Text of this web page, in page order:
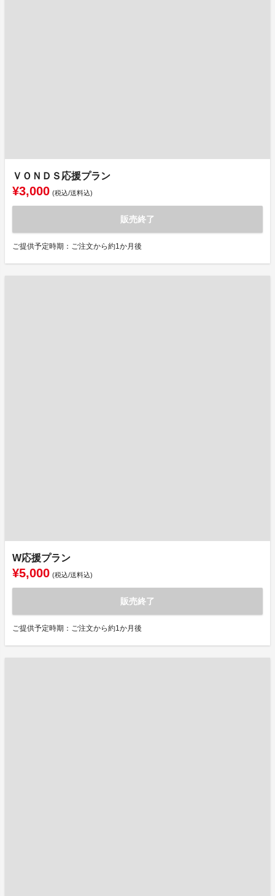
ＶＯＮＤＳ応援プラン
¥3,000 (税込/送料込)
販売終了
ご提供予定時期：ご注文から約1か月後
W応援プラン
¥5,000 (税込/送料込)
販売終了
ご提供予定時期：ご注文から約1か月後